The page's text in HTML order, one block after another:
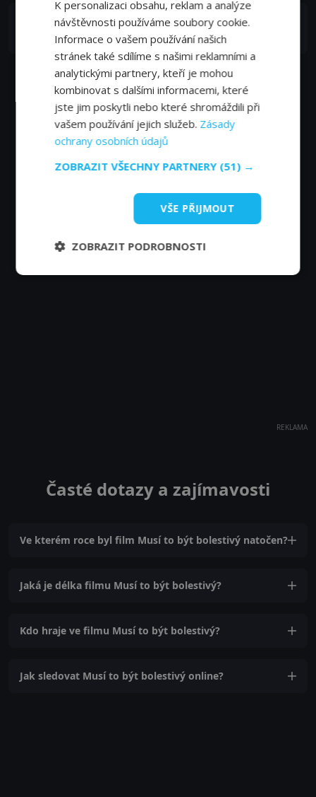
David Escudero
REKLAMA
Časté dotazy a zajímavosti
Ve kterém roce byl film Musí to být bolestivý natočen?
Jaká je délka filmu Musí to být bolestivý?
Kdo hraje ve filmu Musí to být bolestivý?
Jak sledovat Musí to být bolestivý online?
K personalizaci obsahu, reklam a analýze
návštěvnosti používáme soubory cookie.
Informace o vašem používání našich
stránek také sdílíme s našimi reklamními a
analytickými partnery, kteří je mohou
kombinovat s dalšími informacemi, které
jste jim poskytli nebo které shromáždili při
vašem používání jejich služeb. Zásady
ochrany osobních údajů
ZOBRAZIT VŠECHNY PARTNERY (51) →
VŠE PŘIJMOUT
ZOBRAZIT PODROBNOSTI